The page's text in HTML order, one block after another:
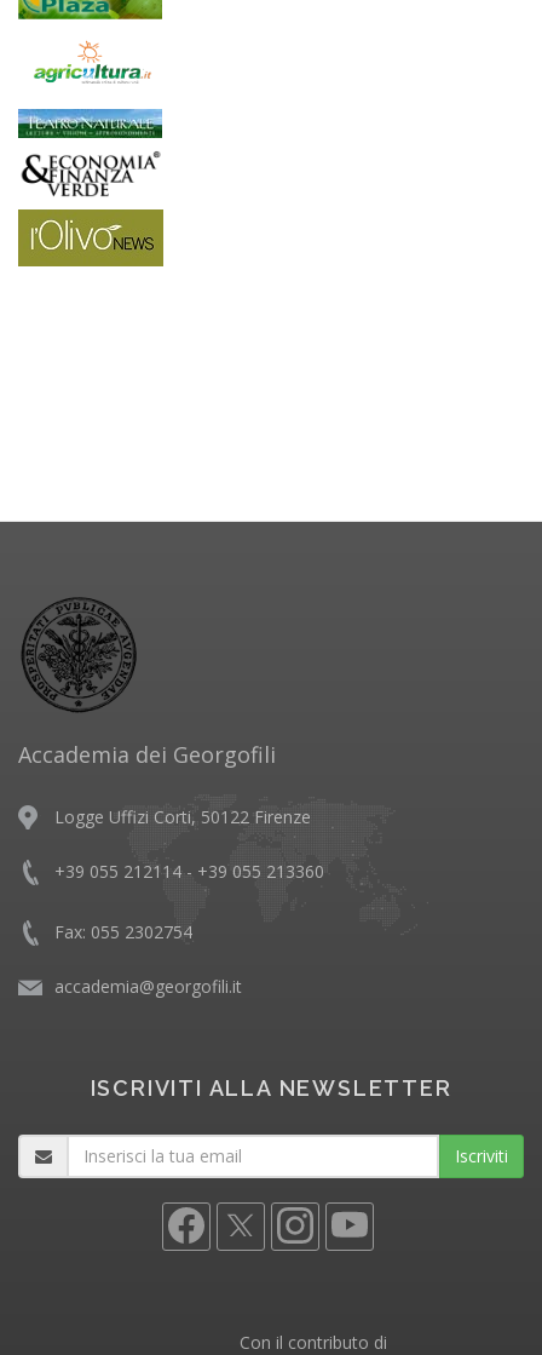
Accademia dei Georgofili
Logge Uffizi Corti, 50122 Firenze
+39 055 212114 - +39 055 213360
Fax: 055 2302754
accademia@georgofili.it
ISCRIVITI ALLA NEWSLETTER
Iscriviti
Con il contributo di